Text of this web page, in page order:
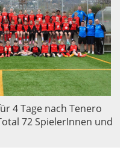
4 Tage nach Tenero
72 SpielerInnen und